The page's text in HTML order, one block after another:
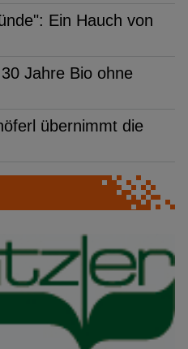
Ein Hauch von
Jahre Bio ohne
übernimmt die